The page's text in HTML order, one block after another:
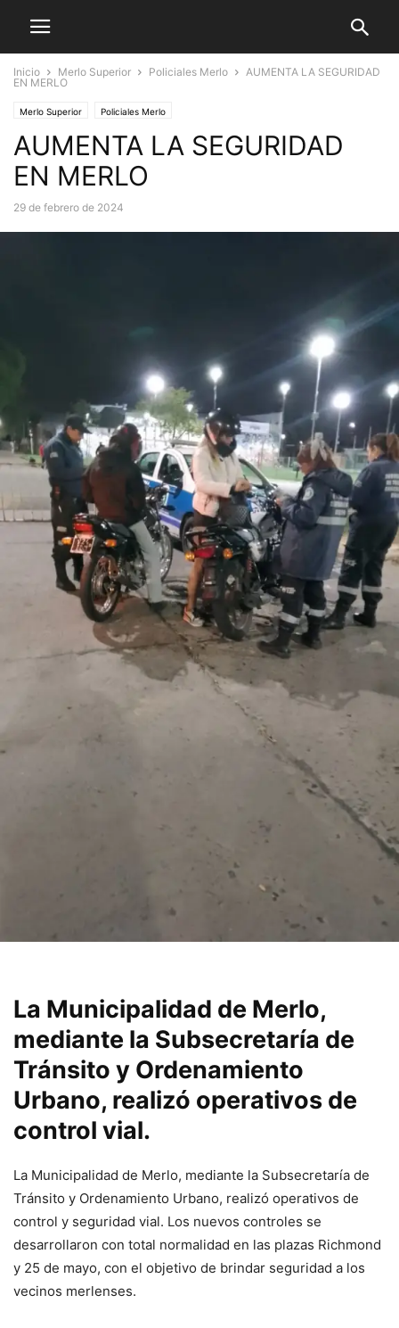
Inicio Merlo Superior Policiales Merlo
AUMENTA LA SEGURIDAD
EN MERLO
Merlo Superior Policiales Merlo
AUMENTA LA SEGURIDAD
EN MERLO
29 de febrero de 2024
La Municipalidad de Merlo,
mediante la Subsecretaría de
Tránsito y Ordenamiento
Urbano, realizó operativos de
control vial.
La Municipalidad de Merlo, mediante la Subsecretaría de
Tránsito y Ordenamiento Urbano, realizó operativos de
control y seguridad vial. Los nuevos controles se
desarrollaron con total normalidad en las plazas Richmond
y 25 de mayo, con el objetivo de brindar seguridad a los
vecinos merlenses.